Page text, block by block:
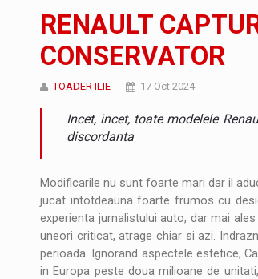
ARTICOLE Proteinmaxxing and the
ARTICOLE Energia fotovoltaica,
RENAULT
CONSERVATOR
TOADER ILIE 17 Oct 2024
Incet, incet, toate modelele
discordanta
Modificarile nu sunt foarte mari dar il
jucat intotdeauna foarte frumos cu
experienta jurnalistului auto, dar mai
uneori criticat, atrage chiar si azi.
perioada. Ignorand aspectele estetice,
in Europa peste doua milioane de